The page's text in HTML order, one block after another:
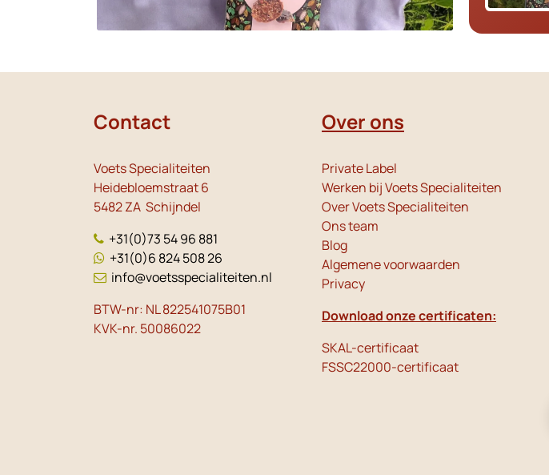
Contact
Voets Specialiteiten
Heidebloemstraat 6
5482 ZA Schijndel
+31(0)73 54 96 881
+31(0)6 824 508 26
info@voetsspecialiteiten.nl
BTW-nr: NL 822541075B01
KVK-nr. 50086022
Over ons
Private Label
Werken bij Voets Specialiteiten
Over Voets Specialiteiten
Ons team
Blog
Algemene voorwaarden
Privacy
Download onze certificaten:
SKAL-certificaat
FSSC22000-certificaat